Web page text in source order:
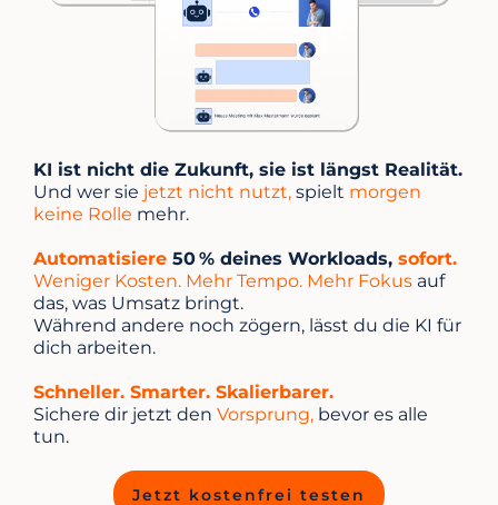
KI ist nicht die Zukunft, sie ist längst Realität.
Und wer sie jetzt nicht nutzt, spielt morgen
keine Rolle mehr.
Automatisiere 50 % deines Workloads, sofort.
Weniger Kosten. Mehr Tempo. Mehr Fokus auf
das, was Umsatz bringt.
Während andere noch zögern, lässt du die KI für
dich arbeiten.
Schneller. Smarter. Skalierbarer.
Sichere dir jetzt den Vorsprung, bevor es alle
tun.
Jetzt kostenfrei testen